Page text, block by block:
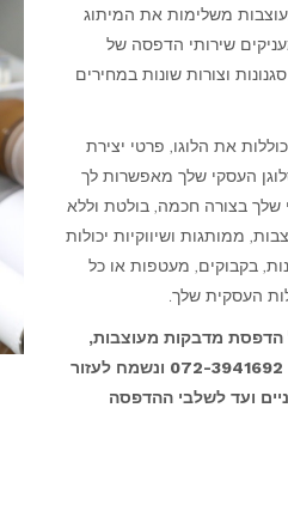
משלימות את המיתוג
שירותי הדפסה של
וצורות שונות במחירים
את הלוגו, פרטי יצירת
העסקי שלך מאפשרות לך
בצורה חכמה, בולטת וללא
ממותגות ושיווקיות יכולות
בקבוקים, מעטפות או כל
העסקית שלך.
הדפסת מדבקות מעוצבות,
ניתן ליצור עימנו קשר ב – 072-3941692 ונשמח לעזור
ועד לשלבי ההדפסה